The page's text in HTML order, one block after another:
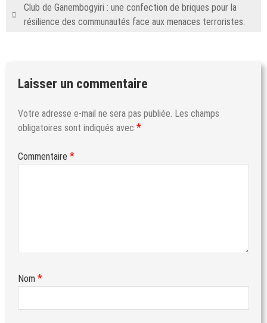
Club de Ganembogyiri : une confection de briques pour la
résilience des communautés face aux menaces terroristes.
Laisser un commentaire
Votre adresse e-mail ne sera pas publiée. Les champs
obligatoires sont indiqués avec *
Commentaire *
Nom *